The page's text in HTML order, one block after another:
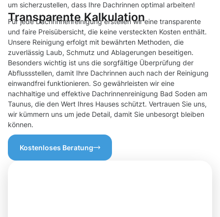
um sicherzustellen, dass Ihre Dachrinnen optimal arbeiten!
Transparente Kalkulation
Für jede Dachrinnenreinigung erstellen wir eine transparente
und faire Preisübersicht, die keine versteckten Kosten enthält.
Unsere Reinigung erfolgt mit bewährten Methoden, die
zuverlässig Laub, Schmutz und Ablagerungen beseitigen.
Besonders wichtig ist uns die sorgfältige Überprüfung der
Abflussstellen, damit Ihre Dachrinnen auch nach der Reinigung
einwandfrei funktionieren. So gewährleisten wir eine
nachhaltige und effektive Dachrinnenreinigung Bad Soden am
Taunus, die den Wert Ihres Hauses schützt. Vertrauen Sie uns,
wir kümmern uns um jede Detail, damit Sie unbesorgt bleiben
können.
Kostenloses Beratung